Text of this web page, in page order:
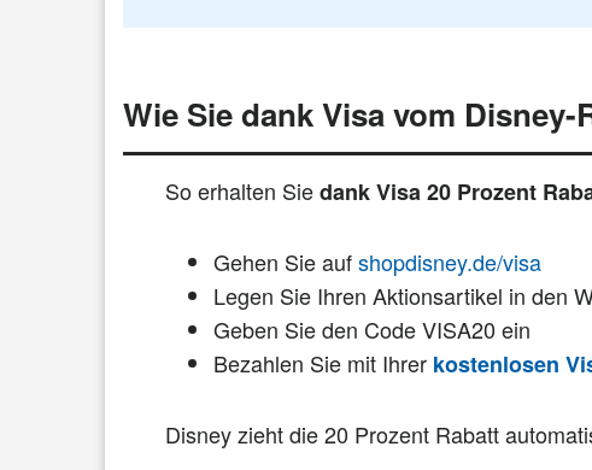
Wie Sie dank Visa vom
So erhalten Siedank Visa 20 Prozent
Gehen Sie aufshopdisney.de/visa
Legen Sie Ihren Aktionsartikel in den
Geben Sie den Code VISA20 ein
Bezahlen Sie mit Ihrer kostenlosen
Disney zieht die 20 Prozent Rabatt